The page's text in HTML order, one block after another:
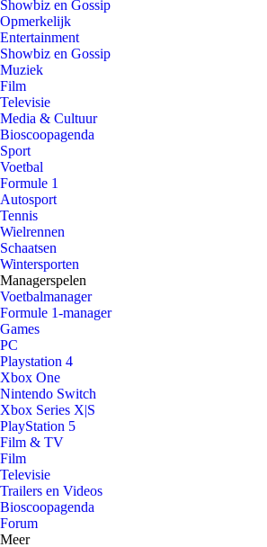
Showbiz en Gossip
Opmerkelijk
Entertainment
Showbiz en Gossip
Muziek
Film
Televisie
Media & Cultuur
Bioscoopagenda
Sport
Voetbal
Formule 1
Autosport
Tennis
Wielrennen
Schaatsen
Wintersporten
Managerspelen
Voetbalmanager
Formule 1-manager
Games
PC
Playstation 4
Xbox One
Nintendo Switch
Xbox Series X|S
PlayStation 5
Film & TV
Film
Televisie
Trailers en Videos
Bioscoopagenda
Forum
Meer